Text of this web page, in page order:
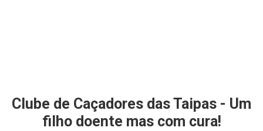
Clube de Caçadores das Taipas - Um
filho doente mas com cura!